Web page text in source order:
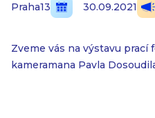
Praha13 30.09.2021
Zveme vás na výstavu prací
kameramana Pavla